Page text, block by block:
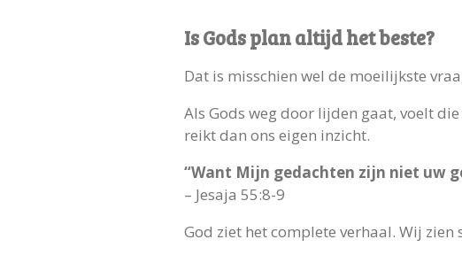
Is Gods plan altijd het beste?
Dat is misschien wel de moeilijkste
Als Gods weg door lijden gaat, voelt
reikt dan ons eigen inzicht.
“Want Mijn gedachten zijn niet uw
– Jesaja 55:8-9
God ziet het complete verhaal. Wij zien